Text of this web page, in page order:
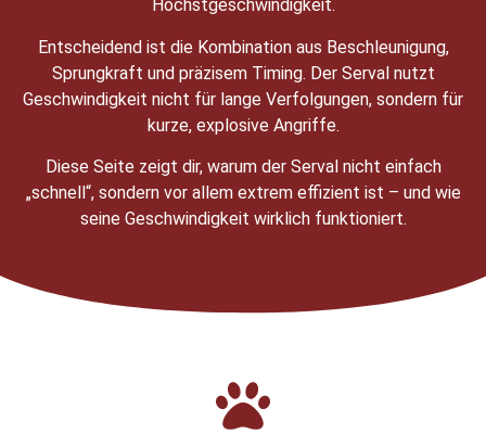
Höchstgeschwindigkeit.
Entscheidend ist die Kombination aus Beschleunigung,
Sprungkraft und präzisem Timing. Der Serval nutzt
Geschwindigkeit nicht für lange Verfolgungen, sondern für
kurze, explosive Angriffe.
Diese Seite zeigt dir, warum der Serval nicht einfach
„schnell“, sondern vor allem extrem effizient ist – und wie
seine Geschwindigkeit wirklich funktioniert.